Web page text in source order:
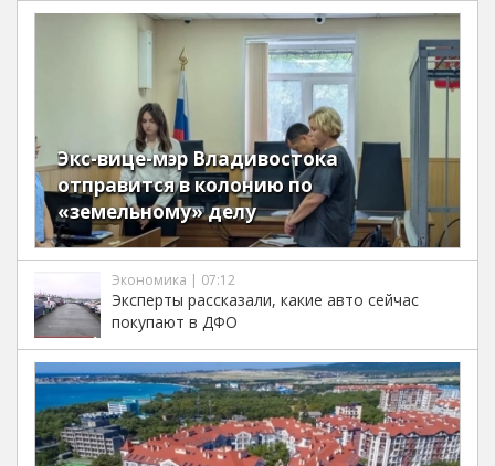
Экс-вице-мэр Владивостока
отправится в колонию по
«земельному» делу
Экономика | 07:12
Эксперты рассказали, какие авто сейчас
покупают в ДФО